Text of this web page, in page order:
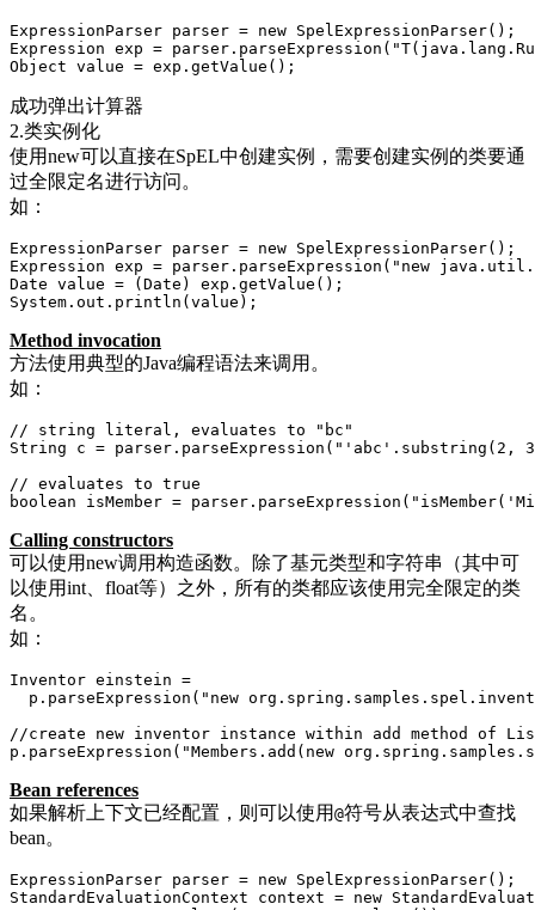
ExpressionParser parser = new SpelExpressionParser();
Expression exp =
Object value = exp.getValue();
成功弹出计算器
2.类实例化
使用new可以直接在SpEL中创建实例，需要创建实例的类要通
过全限定名进行访问。
如：
ExpressionParser parser = new SpelExpressionParser();
Expression exp = parser.parseExpression("new
Date value = (Date) exp.getValue();
System.out.println(value);
Method invocation
方法使用典型的Java编程语法来调用。
如：
// string literal, evaluates to "bc"
String c = parser.parseExpression("'abc'.substring(2,
// evaluates to true
boolean isMember =
Calling constructors
可以使用new调用构造函数。除了基元类型和字符串（其中可
以使用int、float等）之外，所有的类都应该使用完全限定的类
名。
如：
Inventor einstein =
p.parseExpression("new
//create new inventor instance within add method of
p.parseExpression("Members.add(new
Bean references
如果解析上下文已经配置，则可以使用 @符号从表达式中查找
bean。
ExpressionParser parser = new SpelExpressionParser();
StandardEvaluationContext context = new